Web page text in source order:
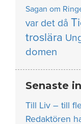
Sagan om
var det då
troslära
domen
Senaste
Till Liv – till
Redaktören